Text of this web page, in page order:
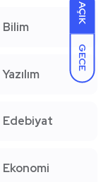
AÇIK
GECE
Bilim
Yazılım
Edebiyat
Ekonomi